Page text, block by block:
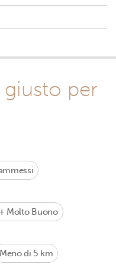
per
Molto Buono
Meno di 5 km